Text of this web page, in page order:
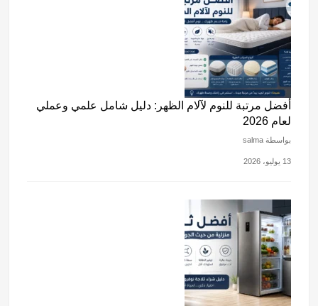
أفضل مرتبة للنوم لآلام الظهر: دليل شامل علمي وعملي
لعام 2026
بواسطة salma
13 يوليو، 2026